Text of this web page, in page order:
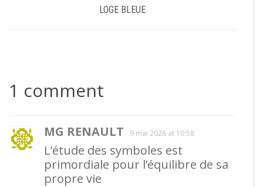
LOGE BLEUE
1 comment
MG RENAULT 9 mai 2026 at 10:58
L’étude des symboles est
primordiale pour l’équilibre de sa
propre vie